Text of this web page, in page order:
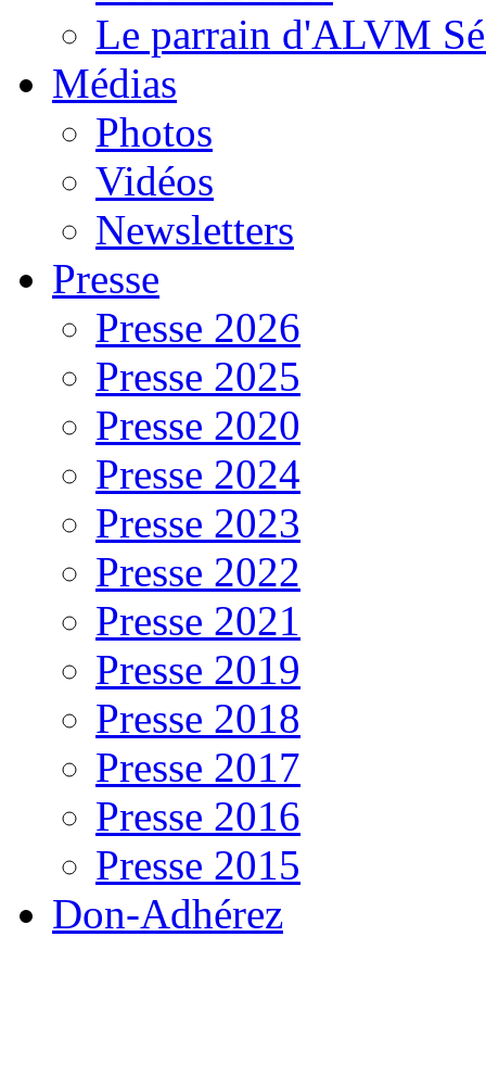
Le parrain d'ALVM
Médias
Photos
Vidéos
Newsletters
Presse
Presse 2026
Presse 2025
Presse 2020
Presse 2024
Presse 2023
Presse 2022
Presse 2021
Presse 2019
Presse 2018
Presse 2017
Presse 2016
Presse 2015
Don-Adhérez